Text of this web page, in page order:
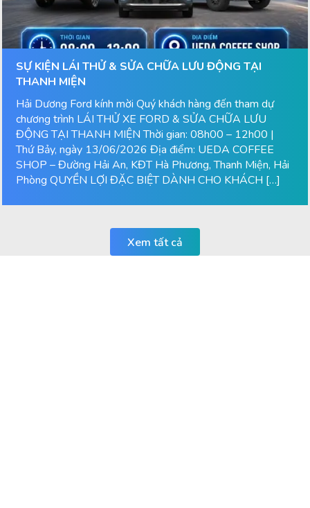
SỰ KIỆN LÁI THỬ & SỬA CHỮA LƯU ĐỘNG TẠI
THANH MIỆN
Hải Dương Ford kính mời Quý khách hàng đến tham dự
chương trình LÁI THỬ XE FORD & SỬA CHỮA LƯU
ĐỘNG TẠI THANH MIỆN Thời gian: 08h00 – 12h00 |
Thứ Bảy, ngày 13/06/2026 Địa điểm: UEDA COFFEE
SHOP – Đường Hải An, KĐT Hà Phương, Thanh Miện, Hải
Phòng QUYỀN LỢI ĐẶC BIỆT DÀNH CHO KHÁCH […]
Xem tất cả